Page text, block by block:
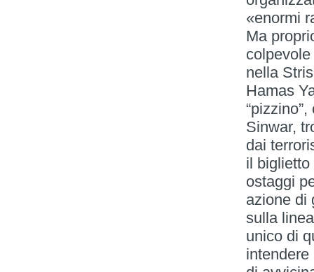
«enormi
Ma
nella
Hamas
Sinwar,
dai
il
ostaggi
azione di
sulla
unico di